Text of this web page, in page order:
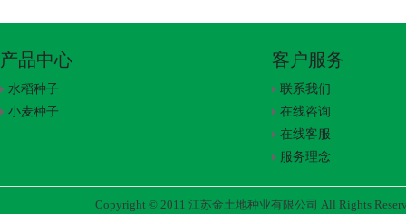
产品中心
水稻种子
小麦种子
客户服务
联系我们
在线咨询
在线客服
服务理念
Copyright © 2011 江苏金土地种业有限公司 All Rights